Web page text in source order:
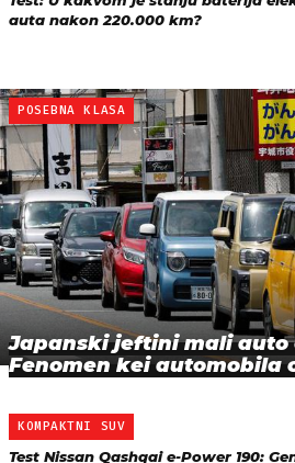
auta nakon 220.000 km?
POSEBNA KLASA
Japanski jeftini mali auto
Fenomen kei automobila
KOMPAKTNI SUV
Test Nissan Qashqai e-Power 190: